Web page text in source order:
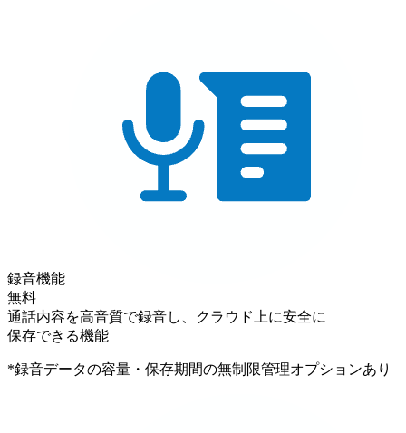
録音機能
無料
通話内容を高音質で録音し、クラウド上に安全に
保存できる機能
*録音データの容量・保存期間の無制限管理オプションあり